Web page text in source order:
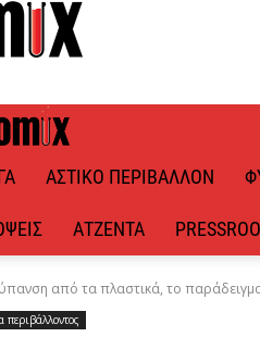
ΑΣΤΙΚΌ ΠΕΡΙΒΆΛΛΟΝ
ΑΤΖΈΝΤΑ
από τα πλαστικά, το παράδειγμα
περιβάλλοντος